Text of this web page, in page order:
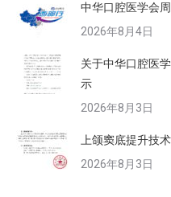
中华口腔医学会
2026年8月4日
关于中华口腔医
示
2026年8月3日
上颌窦底提升技
2026年8月3日